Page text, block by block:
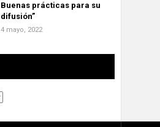
Buenas prácticas para su
difusión”
4 mayo, 2022